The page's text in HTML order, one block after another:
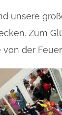
unsere
Zum
von der